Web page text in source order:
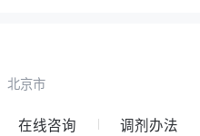
北京市
在线咨询 调剂办法